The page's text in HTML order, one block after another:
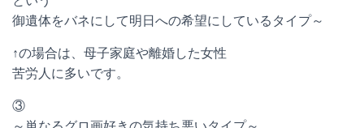
御遺体をバネにして明日への希望にしているタイプ～
↑の場合は、母子家庭や離婚した女性
苦労人に多いです。
③